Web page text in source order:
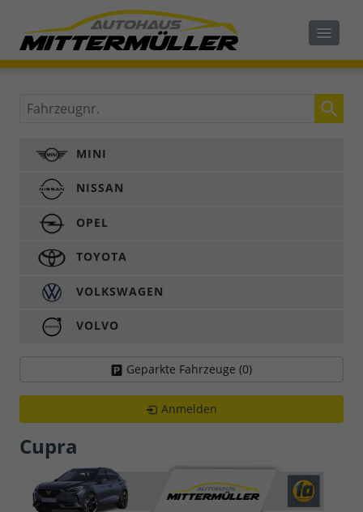
Cupra
Fahrzeugnr.
MINI
NISSAN
OPEL
TOYOTA
VOLKSWAGEN
VOLVO
Geparkte Fahrzeuge (0)
Anmelden